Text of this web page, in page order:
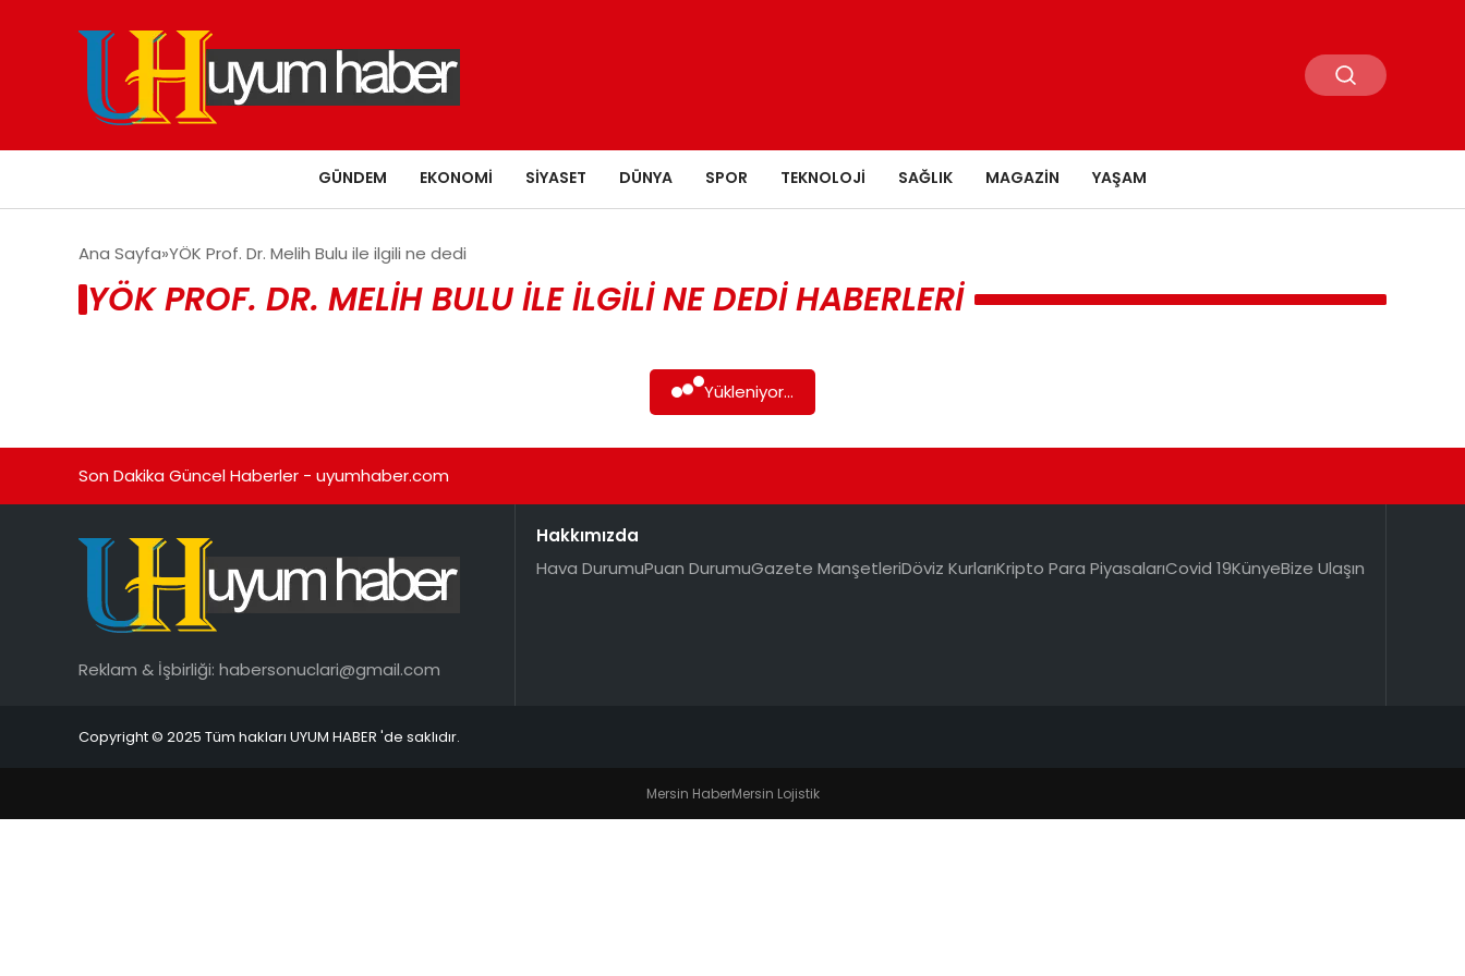
GÜNDEM EKONOMI SIYASET DÜNYA SPOR TEKNOLOJI SAĞLIK MAGAZIN YAŞAM
Ana Sayfa YÖK Prof. Dr. Melih Bulu ile ilgili ne dedi
YÖK PROF. DR. MELIH BULU ILE ILGILI NE DEDI HABERLERI
Yükleniyor...
Son Dakika Güncel Haberler - uyumhaber.com
Reklam & İşbirliği: habersonuclari@gmail.com
Hakkımızda
Hava DurumuPuan DurumuGazete ManşetleriDöviz KurlarıKripto Para PiyasalarıCovid 19KünyeBize Ulaşın
Copyright © 2025 Tüm hakları UYUM HABER 'de saklıdır.
Mersin HaberMersin Lojistik